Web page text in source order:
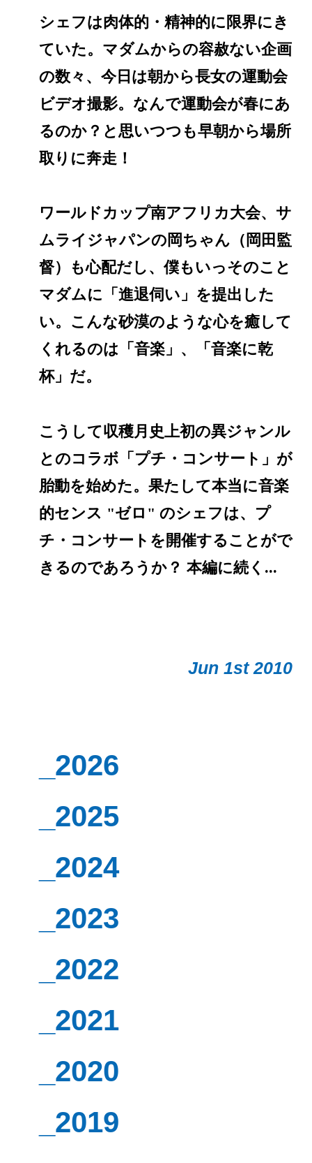
シェフは肉体的・精神的に限界にき
ていた。マダムからの容赦ない企画
の数々、今日は朝から長女の運動会
ビデオ撮影。なんで運動会が春にあ
るのか？と思いつつも早朝から場所
取りに奔走！
ワールドカップ南アフリカ大会、サ
ムライジャパンの岡ちゃん（岡田監
督）も心配だし、僕もいっそのこと
マダムに「進退伺い」を提出した
い。こんな砂漠のような心を癒して
くれるのは「音楽」、「音楽に乾
杯」だ。
こうして収穫月史上初の異ジャンル
とのコラボ「プチ・コンサート」が
胎動を始めた。果たして本当に音楽
的センス "ゼロ" のシェフは、プ
チ・コンサートを開催することがで
きるのであろうか？ 本編に続く...
Jun 1st 2010
_2026
_2025
_2024
_2023
_2022
_2021
_2020
_2019